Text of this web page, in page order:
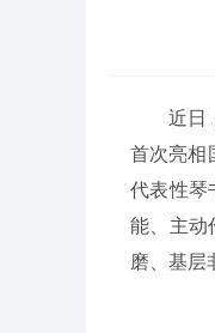
近日
首次亮相
代表性琴
能、主动
磨、基层